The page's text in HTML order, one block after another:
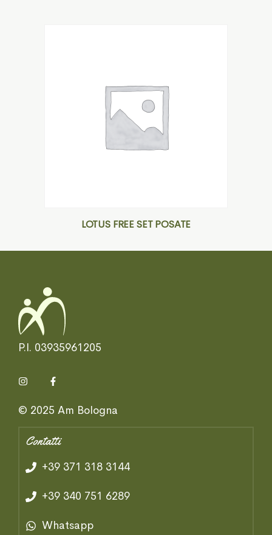
LOTUS FREE SET POSATE
P.I. 03935961205
© 2025 Am Bologna
Contatti
+39 371 318 3144
+39 340 751 6289
Whatsapp